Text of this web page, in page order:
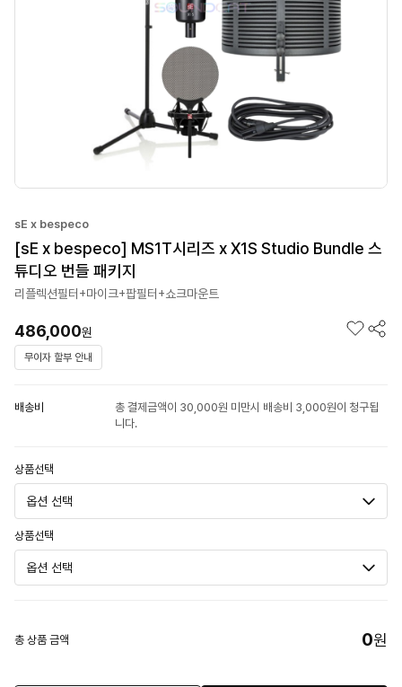
sE x bespeco
[sE x bespeco] MS1T시리즈 x X1S Studio Bundle 스
튜디오 번들 패키지
리플렉션필터+마이크+팝필터+쇼크마운트
486,000원
무이자 할부 안내
배송비
총 결제금액이 30,000원 미만시 배송비 3,000원이 청구됩
니다.
상품선택
상품선택
총 상품 금액 0원